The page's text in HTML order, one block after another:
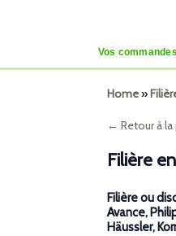
Vos
Home»
← Retour à
Filière
Filière ou
Avance,
Häussler,